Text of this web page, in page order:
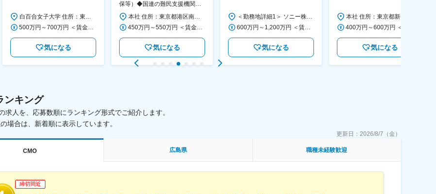
大学
白百合女子大学 住所：東京都調布市緑ヶ丘1-25 勤務地最寄駅：京王線／仙川駅 受動喫煙対策：屋内全面禁煙 変更の範囲：会社の定める事業所
500万円～700万円 ＜賃金形態＞ 月給制 ＜賃金内訳＞ 月額（基本給）：280,000円～430,000円 ＜月給＞ 280,000円～430,000円 ＜昇給有無＞ 有 ＜残業手当＞ 有 ＜給与補足＞ ※年齢・過去の経験に基づき、本学規定に合わせ決定 【残業手当】有 /残業時間に応じて全額支給（※想定年収に含む） 【各種手当】扶養手当/住宅手当/通勤手当 等 【賞与】年2回（6月、12月） 【昇給】年1回（4月） 賃金はあくまでも目安の金額であり、選考を通じて上下する可能性があります。 月給(月額)は固定手当を含めた表記です。
気になる
保等）◆国連の難民支援機関の
活動を支える日本公式支援窓口
◆正職員登用前提
本社 住所：東京都港区南青山6-10-11 ウェスレーセンター3F 勤務地最寄駅：地下鉄各線／表参道駅 受動喫煙対策：屋内全面禁煙 変更の範囲：会社の定める事業所（リモートワーク含む）
450万円～550万円 ＜賃金形態＞ 月給制 ＜賃金内訳＞ 月額（基本給）：340,000円～420,000円 ＜月給＞ 340,000円～420,000円 ＜昇給有無＞ 有 ＜残業手当＞ 有 ＜給与補足＞ ※能力・経験によって決定します。 ■賞与あり（業績評価に応じて支給） 賃金はあくまでも目安の金額であり、選考を通じて上下する可能性があります。 月給(月額)は固定手当を含めた表記です。
気になる
＜勤務地詳細1＞ ソニー株式会社 住所：神奈川県横浜市西区みなとみらい5-1-1 受動喫煙対策：屋内全面禁煙 ＜勤務地詳細2＞ ソニーシティ大崎 住所：東京都品川区大崎2-10-1 勤務地最寄駅：JR線／大崎駅 受動喫煙対策：屋内全面禁煙 変更の範囲：会社の定める事業所（リモートワーク含む）
600万円～1,200万円 ＜賃金形態＞ 月給制 ＜賃金内訳＞ 月額（基本給）：350,000円～500,000円 ＜月給＞ 350,000円～500,000円 ＜昇給有無＞ 有 ＜残業手当＞ 有 ＜給与補足＞ ※年収は経験や能力を考慮の上、当社規定により決定します。 賃金はあくまでも目安の金額であり、選考を通じて上下する可能性があります。 月給(月額)は固定手当を含めた表記です。
気になる
画～調達／働き方◎
気になる
ンキング
求人を、応募数順にランキング形式でご紹介します。
場合は、新着順に表示しています。
更新日： 2026/8/7（金）
CMO 広島県 職種未経験歓迎
締切間近